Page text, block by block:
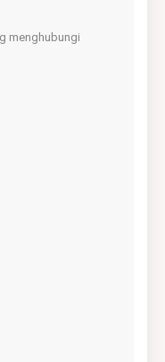
menghubungi